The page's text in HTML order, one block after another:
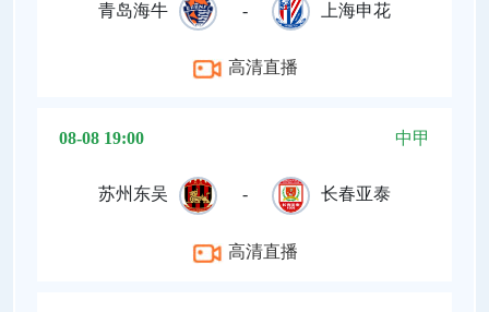
青岛海牛 - 上海申花
高清直播
08-08 19:00 中甲
苏州东吴 - 长春亚泰
高清直播